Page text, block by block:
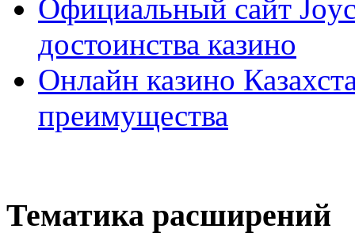
Официальный сайт
достоинства казино
Онлайн казино
преимущества
Тематика расширений